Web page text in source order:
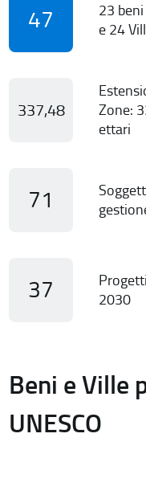
47
23
e 24
337,48
Zone:
ettari
71
37
2030
Beni e Ville
UNESCO